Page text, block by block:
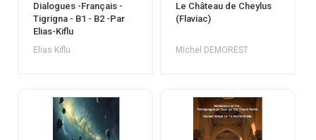
Dialogues -Français -
Tigrigna - B1 - B2 -Par
Elias-Kiflu
Elias Kiflu
Le Château de Cheylus
(Flaviac)
Michel DEMOREST